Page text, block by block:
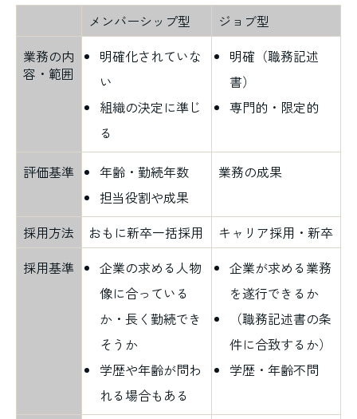
メンバーシップ型
ジョブ型
業務の内
容・範囲
明確化されていな
い
組織の決定に準じ
る
明確（職務記述
書）
専門的・限定的
評価基準
年齢・勤続年数
担当役割や成果
業務の成果
採用方法 おもに新卒一括採用
キャリア採用・新卒
採用基準
企業の求める人物
像に合っている
か・長く勤続でき
そうか
学歴や年齢が問わ
れる場合もある
企業が求める業務
を遂行できるか
（職務記述書の条
件に合致するか）
学歴・年齢不問